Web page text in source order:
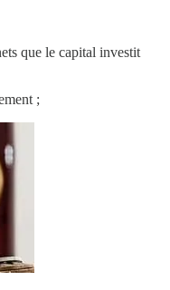
que le capital investit
;